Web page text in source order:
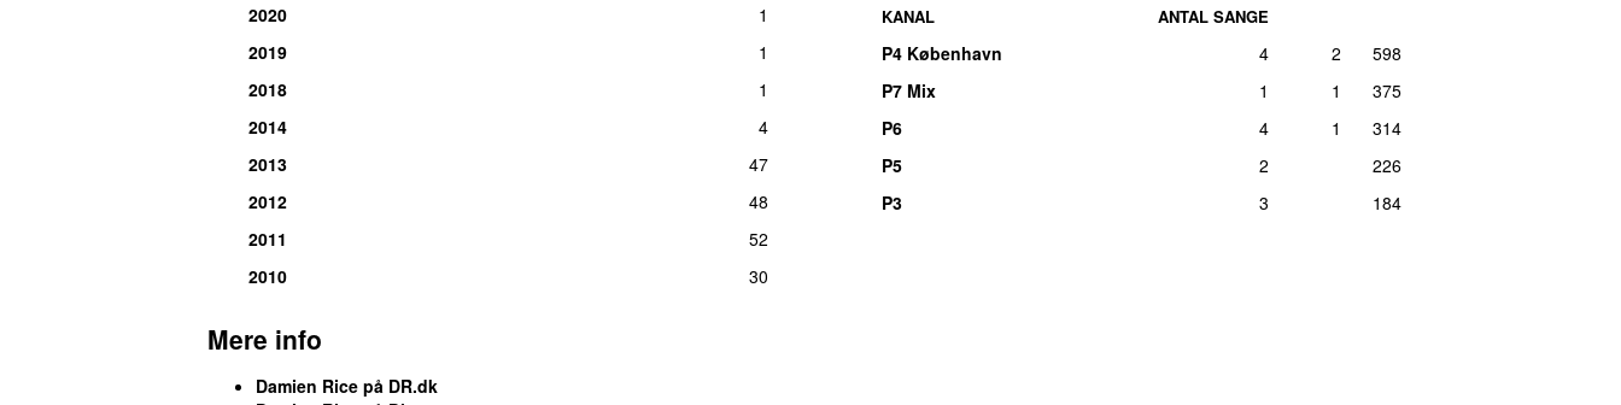
2020
1
2019
1
2018
1
2014
4
2013
47
2012
48
2011
52
2010
30
KANAL ANTAL SANGE
P4 København 4 2
598
P7 Mix
1 1
375
P6
4 1
314
P5
2
226
P3
3 184
Mere info
Damien Rice på DR.dk